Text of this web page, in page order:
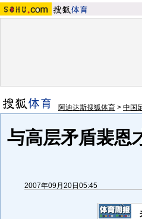
阿迪达斯搜狐体育 > 中国
与高层矛盾裴恩
2007年09月20日05:45